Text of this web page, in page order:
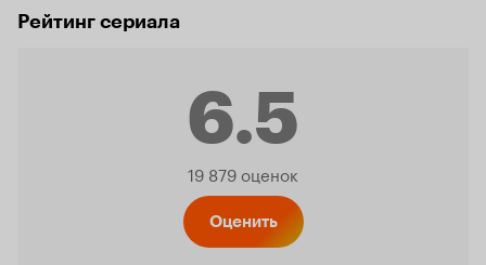
Рейтинг сериала
6.5
Рейтинг
19 879 оценок
Оценить